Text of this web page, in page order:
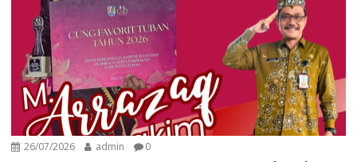
26/07/2026 admin 0